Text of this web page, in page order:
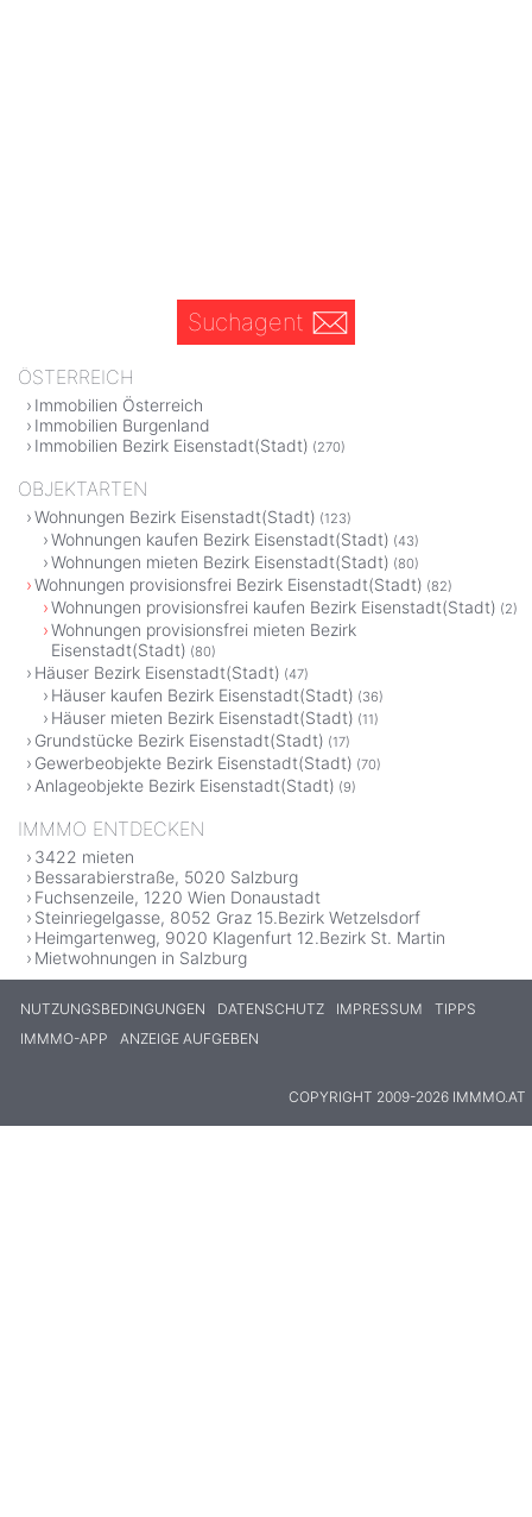
Suchagent
ÖSTERREICH
Immobilien Österreich
Immobilien Burgenland
Immobilien Bezirk Eisenstadt(Stadt) (270)
OBJEKTARTEN
Wohnungen Bezirk Eisenstadt(Stadt) (123)
Wohnungen kaufen Bezirk Eisenstadt(Stadt) (43)
Wohnungen mieten Bezirk Eisenstadt(Stadt) (80)
Wohnungen provisionsfrei Bezirk Eisenstadt(Stadt) (82)
Wohnungen provisionsfrei kaufen Bezirk Eisenstadt(Stadt) (2)
Wohnungen provisionsfrei mieten Bezirk
Eisenstadt(Stadt) (80)
Häuser Bezirk Eisenstadt(Stadt) (47)
Häuser kaufen Bezirk Eisenstadt(Stadt) (36)
Häuser mieten Bezirk Eisenstadt(Stadt) (11)
Grundstücke Bezirk Eisenstadt(Stadt) (17)
Gewerbeobjekte Bezirk Eisenstadt(Stadt) (70)
Anlageobjekte Bezirk Eisenstadt(Stadt) (9)
IMMMO ENTDECKEN
3422 mieten
Bessarabierstraße, 5020 Salzburg
Fuchsenzeile, 1220 Wien Donaustadt
Steinriegelgasse, 8052 Graz 15.Bezirk Wetzelsdorf
Heimgartenweg, 9020 Klagenfurt 12.Bezirk St. Martin
Mietwohnungen in Salzburg
NUTZUNGSBEDINGUNGEN DATENSCHUTZ IMPRESSUM
TIPPS
IMMMO-APP
ANZEIGE AUFGEBEN
COPYRIGHT 2009-2026 IMMMO.AT